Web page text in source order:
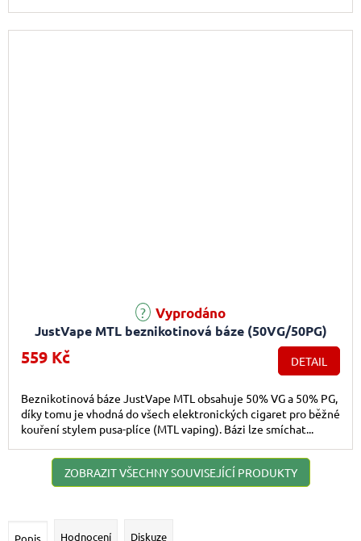
JustVape MTL beznikotinová báze (50VG/50PG)
Průměrné hodnocení produktu je 5,0 z 5 hvězdiček.
Vyprodáno
559 Kč DETAIL
Beznikotinová báze JustVape MTL obsahuje 50% VG a 50% PG,
díky tomu je vhodná do všech elektronických cigaret pro běžné
kouření stylem pusa-plíce (MTL vaping). Bázi lze smíchat...
ZOBRAZIT VŠECHNY SOUVISEJÍCÍ PRODUKTY
Hodnocení Diskuze